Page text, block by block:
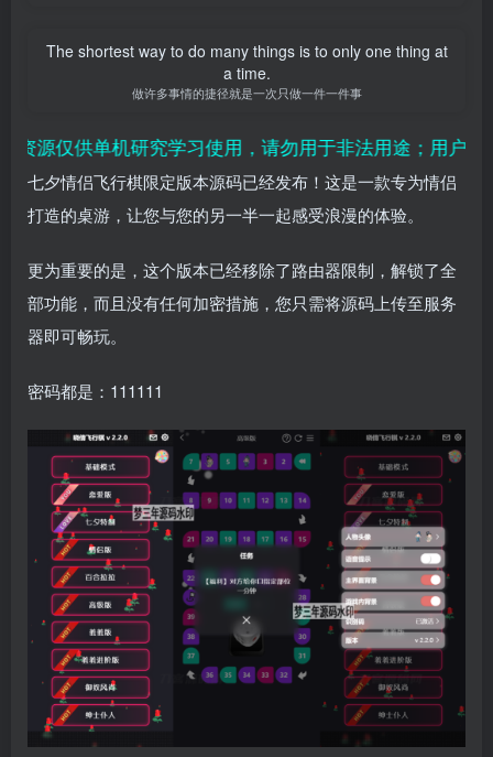
The shortest way to do many things is to only one thing at
a time.
做许多事情的捷径就是一次只做一件一件事
源仅供单机研究学习使用，请勿用于非法用途；用户付
七夕情侣飞行棋限定版本源码已经发布！这是一款专为情侣
打造的桌游，让您与您的另一半一起感受浪漫的体验。
更为重要的是，这个版本已经移除了路由器限制，解锁了全
部功能，而且没有任何加密措施，您只需将源码上传至服务
器即可畅玩。
密码都是：111111